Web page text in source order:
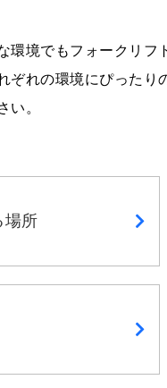
境でもフォークリ
ぞれの環境にぴった
い。
場所